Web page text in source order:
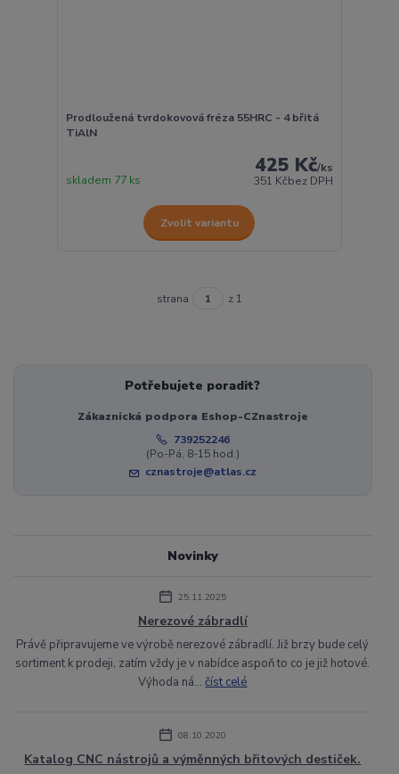
Prodloužená tvrdokovová fréza 55HRC - 4 břitá
TiAlN
425 Kč/ks
351 Kčbez DPH
skladem 77 ks
Zvolit variantu
strana z 1
Potřebujete poradit?
Zákaznická podpora Eshop-CZnastroje
739252246
(Po-Pá, 8-15 hod.)
cznastroje@atlas.cz
Novinky
25.11.2025
Nerezové zábradlí
Právě připravujeme ve výrobě nerezové zábradlí. Již brzy bude celý
sortiment k prodeji, zatím vždy je v nabídce aspoň to co je již hotové.
Výhoda ná...číst celé
08.10.2020
Katalog CNC nástrojů a výměnných břitových destiček.